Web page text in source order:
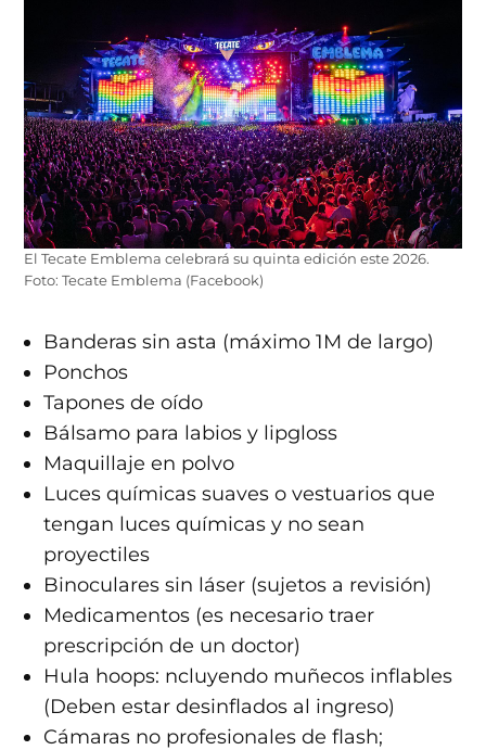
El Tecate Emblema celebrará su quinta edición este 2026.
Foto: Tecate Emblema (Facebook)
Banderas sin asta (máximo 1M de largo)
Ponchos
Tapones de oído
Bálsamo para labios y lipgloss
Maquillaje en polvo
Luces químicas suaves o vestuarios que
tengan luces químicas y no sean
proyectiles
Binoculares sin láser (sujetos a revisión)
Medicamentos (es necesario traer
prescripción de un doctor)
Hula hoops: ncluyendo muñecos inflables
(Deben estar desinflados al ingreso)
Cámaras no profesionales de flash;